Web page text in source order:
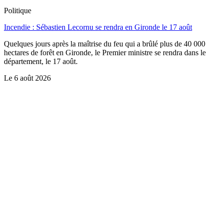
Politique
Incendie : Sébastien Lecornu se rendra en Gironde le 17 août
Quelques jours après la maîtrise du feu qui a brûlé plus de 40 000
hectares de forêt en Gironde, le Premier ministre se rendra dans le
département, le 17 août.
Le 6 août 2026